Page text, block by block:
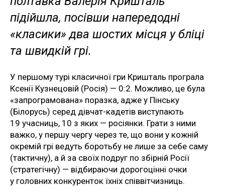
підійшла, посівши напередодні
«класики» два шостих місця у бліці
та швидкій грі.
У першому турі класичної гри Кришталь програла
Ксенії Кузнецовій (Росія) — 0:2. Можливо, це була
«запрограмована» поразка, адже у Пінську
(Білорусь) серед дівчат-кадетів виступають
19 учасниць, 10 з яких — росіянки. Грати з ними
важко, у першу чергу через те, що вони у кожній
окремій грі ведуть боротьбу не лише за себе саму
(тактичну), а й за своїх подруг по збірній Росії
(стратегічну) — відбираючи дорогоцінні очки
у головних конкуренток їхніх співвітчизниць.